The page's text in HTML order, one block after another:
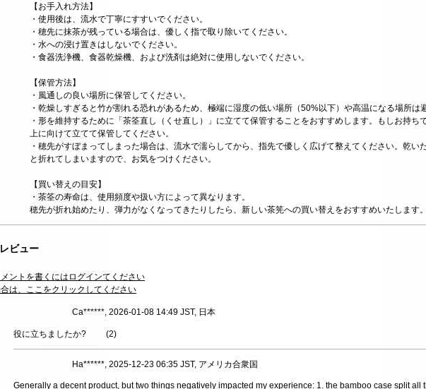
【お手入れ方法】
・使用後は、流水で丁寧にすすいでください。
・穂先に抹茶が残っている場合は、優しく指で取り除いてください。
・水への浸け置きはしないでください。
・食器洗浄機、食器乾燥機、および洗剤は絶対に使用しないでください。
【保管方法】
・風通しの良い場所に保管してください。
・乾燥しすぎると竹が割れる恐れがあるため、極端に湿度の低い場所（50%以下）や高温になる場所は
・形を維持するために「茶筌直し（くせ直し）」に立てて保管することをおすすめします。もしお持ち
上に向けて立てて保管してください。
・穂先がすぼまってしまった場合は、流水で濡らしてから、指先で優しく広げて整えてください。乾い
と折れてしまいますので、お気をつけください。
【買い替えの目安】
・茶筌の寿命は、使用頻度や扱い方によって異なります。
穂先が折れ始めたり、弾力がなくなってきたりしたら、新しい茶筅への買い替えをおすすめいたします
ビュー
ントを書くにはログインてください
は、ここをクリックしてください
Ca******, 2026-01-08 14:49 JST, 日本
役に立ちましたか? (2)
Ha******, 2025-12-23 06:35 JST, アメリカ合衆国
Generally a decent product, but two things negatively impacted my experience: 1. the bamboo case split all